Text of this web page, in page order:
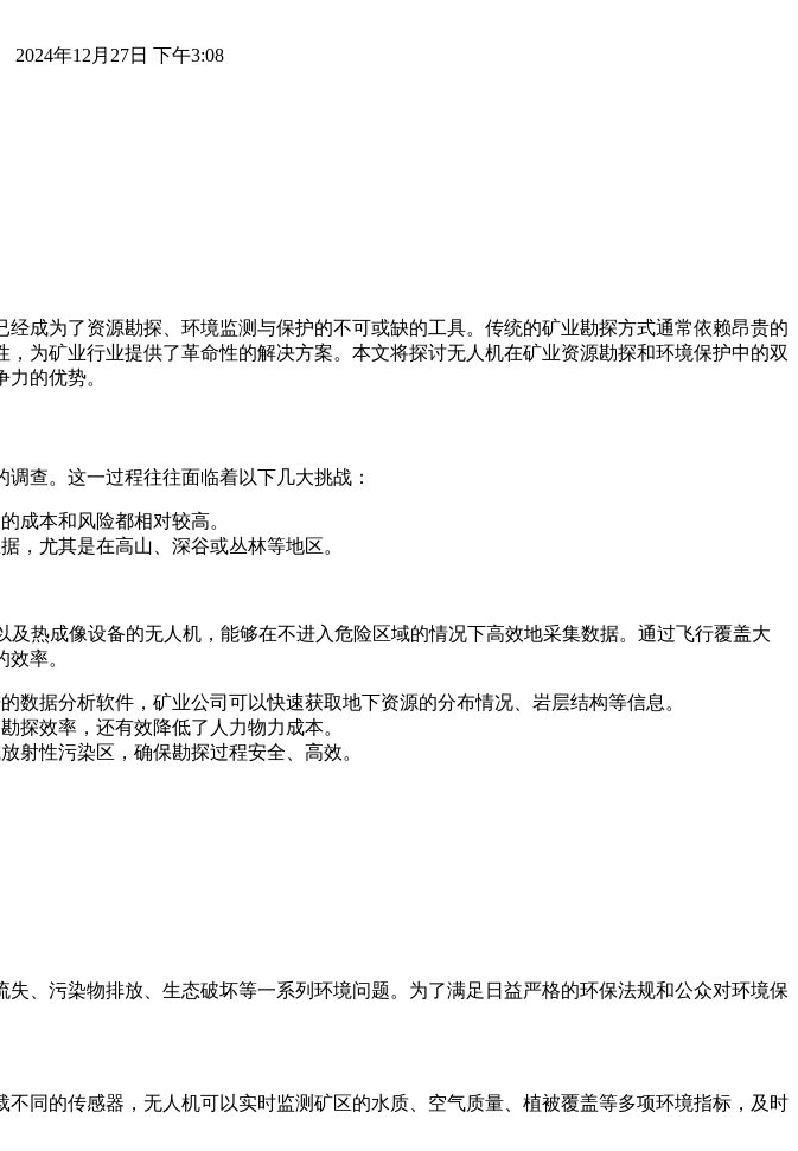
2024年12月27日 下午3:08
成为了资源勘探、环境监测与保护的不可或缺的工具。传统的矿业勘探方式通常依赖昂贵的
为矿业行业提供了革命性的解决方案。本文将探讨无人机在矿业资源勘探和环境保护中的双
的优势。
查。这一过程往往面临着以下几大挑战：
成本和风险都相对较高。
，尤其是在高山、深谷或丛林等地区。
热成像设备的无人机，能够在不进入危险区域的情况下高效地采集数据。通过飞行覆盖大
率。
数据分析软件，矿业公司可以快速获取地下资源的分布情况、岩层结构等信息。
探效率，还有效降低了人力物力成本。
射性污染区，确保勘探过程安全、高效。
、污染物排放、生态破坏等一系列环境问题。为了满足日益严格的环保法规和公众对环境保
同的传感器，无人机可以实时监测矿区的水质、空气质量、植被覆盖等多项环境指标，及时